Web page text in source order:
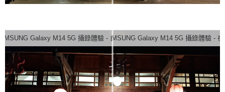
Galaxy M14 5G 攝錄體驗 - 自動SAMSUNG Galaxy M14 5G 攝錄體驗 - 夜